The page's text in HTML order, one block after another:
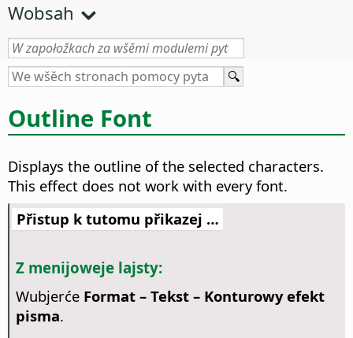
Wobsah
Outline Font
Displays the outline of the selected characters.
This effect does not work with every font.
Přistup k tutomu přikazej …
Z menijoweje lajsty:
Wubjerće Format – Tekst – Konturowy efekt
pisma.